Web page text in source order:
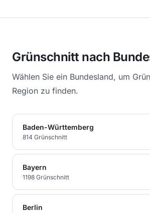
Grünschnittnach
Wählen Sie ein Bundesland, um
Region zu finden.
Baden-Württemberg
814 Grünschnitt
Bayern
1198 Grünschnitt
Berlin